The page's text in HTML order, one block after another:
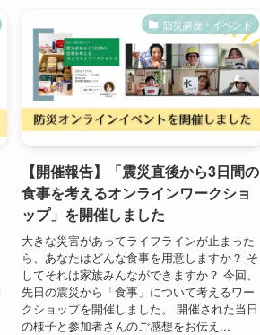
防災講座・イベント
【開催報告】「震災直後から3日間の
食事を考えるオンラインワークショ
ップ」を開催しました
大きな災害があってライフラインが止まった
ら、あなたはどんな食事を用意しますか？ そ
してそれは家族みんなができますか？ 今回、
先日の震災から「食事」について考えるワー
クショップを開催しました。 開催された当日
の様子と参加者さんのご感想をお伝え...